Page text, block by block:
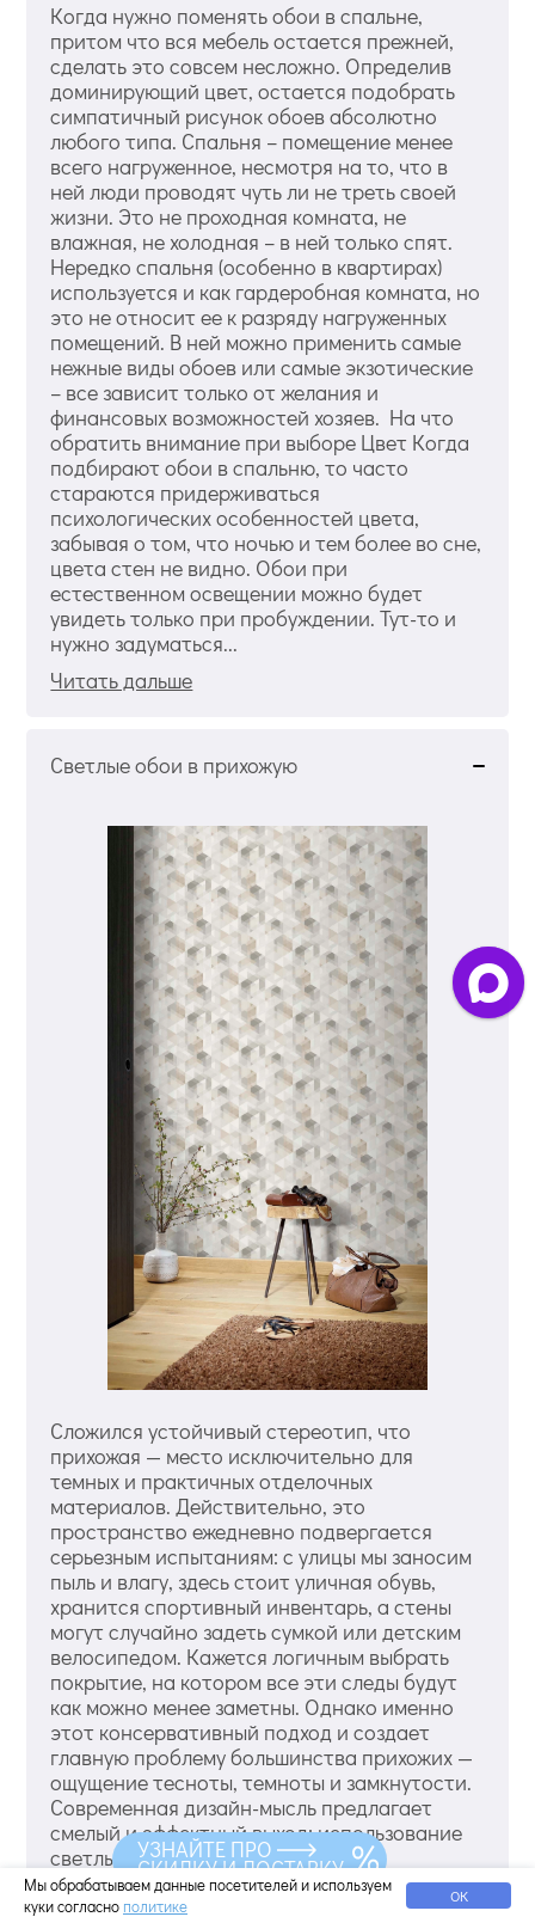
Когда нужно поменять обои в спальне,
притом что вся мебель остается прежней,
сделать это совсем несложно. Определив
доминирующий цвет, остается подобрать
симпатичный рисунок обоев абсолютно
любого типа. Спальня – помещение менее
всего нагруженное, несмотря на то, что в
ней люди проводят чуть ли не треть своей
жизни. Это не проходная комната, не
влажная, не холодная – в ней только спят.
Нередко спальня (особенно в квартирах)
используется и как гардеробная комната, но
это не относит ее к разряду нагруженных
помещений. В ней можно применить самые
нежные виды обоев или самые экзотические
– все зависит только от желания и
финансовых возможностей хозяев. На что
обратить внимание при выборе Цвет Когда
подбирают обои в спальню, то часто
стараются придерживаться
психологических особенностей цвета,
забывая о том, что ночью и тем более во сне,
цвета стен не видно. Обои при
естественном освещении можно будет
увидеть только при пробуждении. Тут-то и
нужно задуматься...
Читать дальше
Светлые обои в прихожую
Сложился устойчивый стереотип, что
прихожая — место исключительно для
темных и практичных отделочных
материалов. Действительно, это
пространство ежедневно подвергается
серьезным испытаниям: с улицы мы заносим
пыль и влагу, здесь стоит уличная обувь,
хранится спортивный инвентарь, а стены
могут случайно задеть сумкой или детским
велосипедом. Кажется логичным выбрать
покрытие, на котором все эти следы будут
как можно менее заметны. Однако именно
этот консервативный подход и создает
главную проблему большинства прихожих —
ощущение тесноты, темноты и замкнутости.
Современная дизайн-мысль предлагает
смелый и эффектный выход: использование
светлых обоев. Это не каприз, а
продуманная стратегия по преобразованию
пространства. Да, она требует более
Мы обрабатываем данные посетителей и используем
куки согласно политике ОК
УЗНАЙТЕ ПРО
СКИДКУ И ДОСТАВКУ